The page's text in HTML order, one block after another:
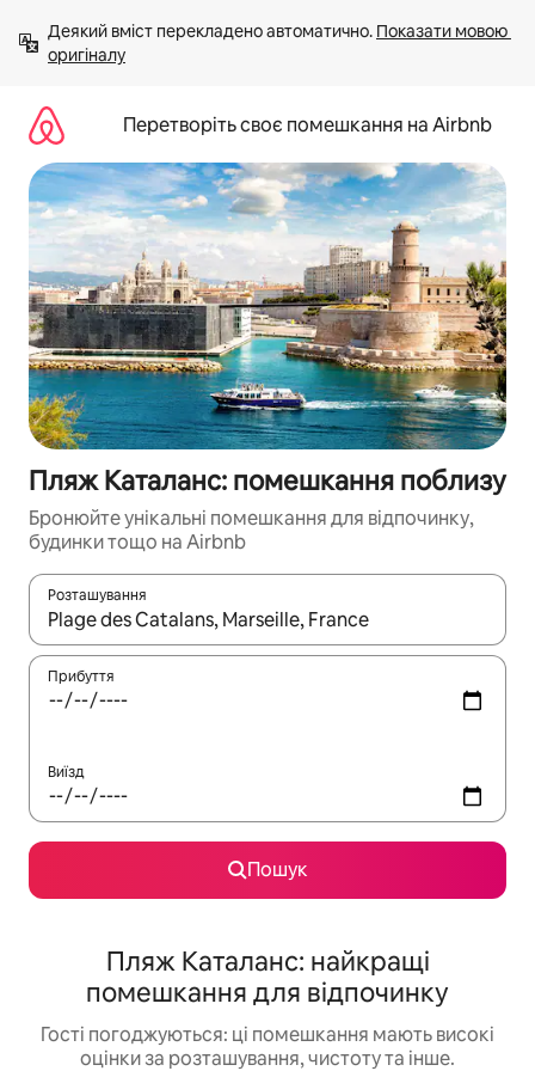
вмісту
Деякий вміст перекладено автоматично. Показати мовою
оригіналу
Перетворіть своє помешкання на Airbnb
Пляж Каталанс: помешкання поблизу
Бронюйте унікальні помешкання для відпочинку,
будинки тощо на Airbnb
Розташування
Отримавши результати пошуку, використовуйте для
Прибуття
Виїзд
Пошук
Пляж Каталанс: найкращі
помешкання для відпочинку
Гості погоджуються: ці помешкання мають високі
оцінки за розташування, чистоту та інше.